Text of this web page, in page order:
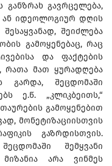
განზრახ გავრცელება,
ან იდეოლოგიურ დღის
შეიძლება
გამოყენებაც, რაც
და ფაქტების
რათა მათ ყურადღება
გარდა, შეცდომაში
ე.წ. „კლიკბეითს,“
გამოყენებით
მონეტიზაციისთვის
გაზრდისთვის.
შემყვანი
არა ვინმეს